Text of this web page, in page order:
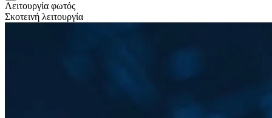
Λειτουργία φωτός
Σκοτεινή λειτουργία